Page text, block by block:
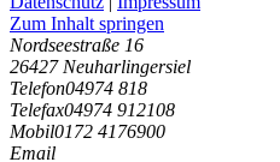
Zum Inhalt springen
Nordseestraße 16
26427 Neuharlingersiel
Telefon04974 818
Telefax04974 912108
Mobil0172 4176900
Email